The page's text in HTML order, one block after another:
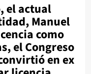
el actual
Manuel
como
el Congreso
en ex